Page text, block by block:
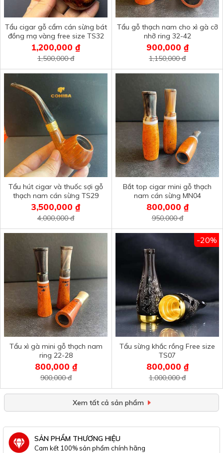
Tẩu cigar gỗ cẩm cán sừng bát
đồng mạ vàng free size TS32
1,200,000 ₫
1,500,000 đ
Tẩu gỗ thạch nam cho xì gà cỡ
nhỡ ring 32-42
900,000 ₫
1,150,000 đ
Tẩu hút cigar và thuốc sợi gỗ
thạch nam cán sừng TS29
3,500,000 ₫
4,000,000 đ
Bắt top cigar mini gỗ thạch
nam cán sừng MN04
800,000 ₫
950,000 đ
Tẩu xì gà mini gỗ thạch nam
ring 22-28
800,000 ₫
900,000 đ
Tẩu sừng khắc rồng Free size
TS07
800,000 ₫
1,000,000 đ
-20%
Xem tất cả sản phẩm
SẢN PHẨM THƯƠNG HIỆU
Cam kết 100% sản phẩm chính hãng